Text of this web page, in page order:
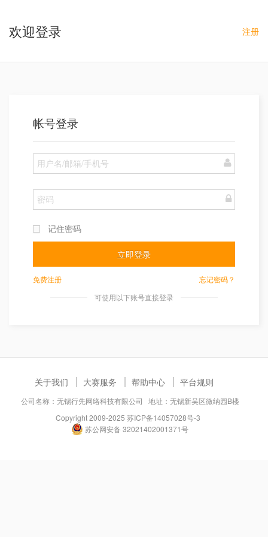
欢迎登录 注册
帐号登录
记住密码
立即登录
免费注册
忘记密码？
可使用以下账号直接登录
关于我们 大赛服务 帮助中心 平台规则
公司名称：无锡行先网络科技有限公司 地址：无锡新吴区微纳园B楼
Copyright 2009-2025 苏ICP备14057028号-3
苏公网安备 32021402001371号